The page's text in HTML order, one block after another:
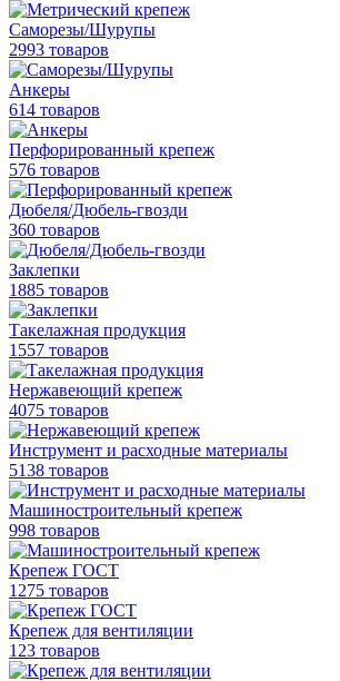
Саморезы/Шурупы
2993 товаров
Анкеры
614 товаров
Перфорированный крепеж
576 товаров
Дюбеля/Дюбель-гвозди
360 товаров
Заклепки
1885 товаров
Такелажная продукция
1557 товаров
Нержавеющий крепеж
4075 товаров
Инструмент и расходные материалы
5138 товаров
Машиностроительный крепеж
998 товаров
Крепеж ГОСТ
1275 товаров
Крепеж для вентиляции
123 товаров